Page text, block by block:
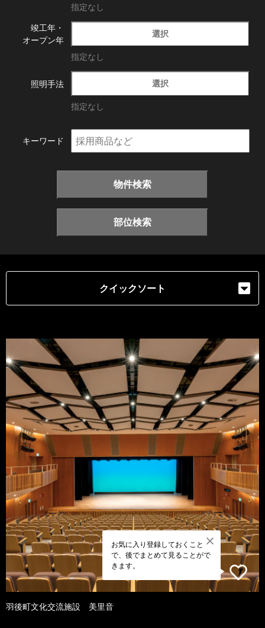
指定なし
竣工年・
オープン年
選択
指定なし
照明手法 選択
指定なし
キーワード
物件検索
部位検索
クイックソート
お気に入り登録しておくこと
で、後でまとめて見ることがで
きます。
羽後町文化交流施設 美里音